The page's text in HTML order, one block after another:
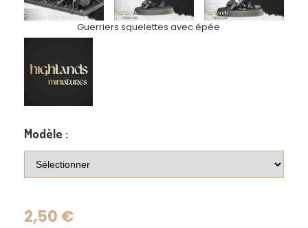
Guerriers squelettes avec épée
Modèle :
2,50 €